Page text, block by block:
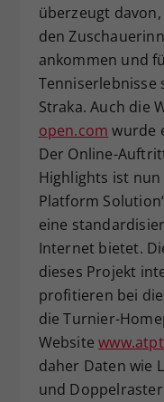
überzeugt
den
ankommen und
Tenniserlebnisse
Straka. Auch die
open.com wurde
Der Online-
Highlights ist nun
Platform
eine
Internet bietet.
dieses Projekt
profitieren bei
die Turnier-
Website
daher Daten wie
und